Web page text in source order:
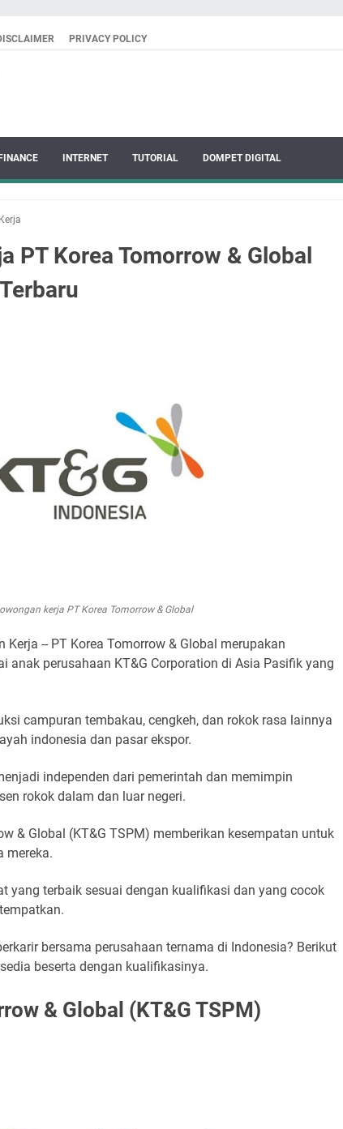
PRIVACY POLICY
FINANCE INTERNET TUTORIAL DOMPET DIGITAL
PT Korea Tomorrow & Global
kerja PT Korea Tomorrow & Global
Kerja -- PT Korea Tomorrow & Global merupakan
anak perusahaan KT&G Corporation di Asia Pasifik yang
campuran tembakau, cengkeh, dan rokok rasa lainnya
indonesia dan pasar ekspor.
independen dari pemerintah dan memimpin
rokok dalam dan luar negeri.
& Global (KT&G TSPM) memberikan kesempatan untuk
mereka.
yang terbaik sesuai dengan kualifikasi dan yang cocok
bersama perusahaan ternama di Indonesia? Berikut
beserta dengan kualifikasinya.
& Global (KT&G TSPM)